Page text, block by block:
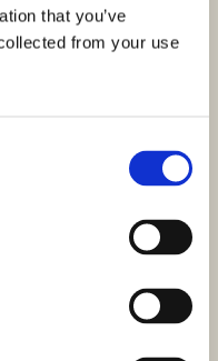
that you’ve
from your use
ID: 4374
Pozemek (m²) : 146 M²
v Šibeniku. Tato